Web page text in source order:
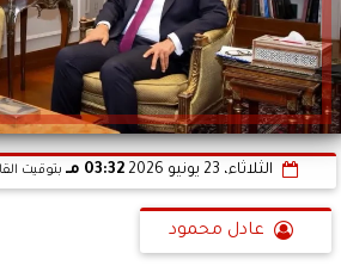
الثلاثاء، 23 يونيو 2026 03:32 مـ بتوقيت
عادل محمود